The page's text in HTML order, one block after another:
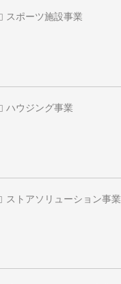
スポーツ施設事業
ハウジング事業
ストアソリューション事業